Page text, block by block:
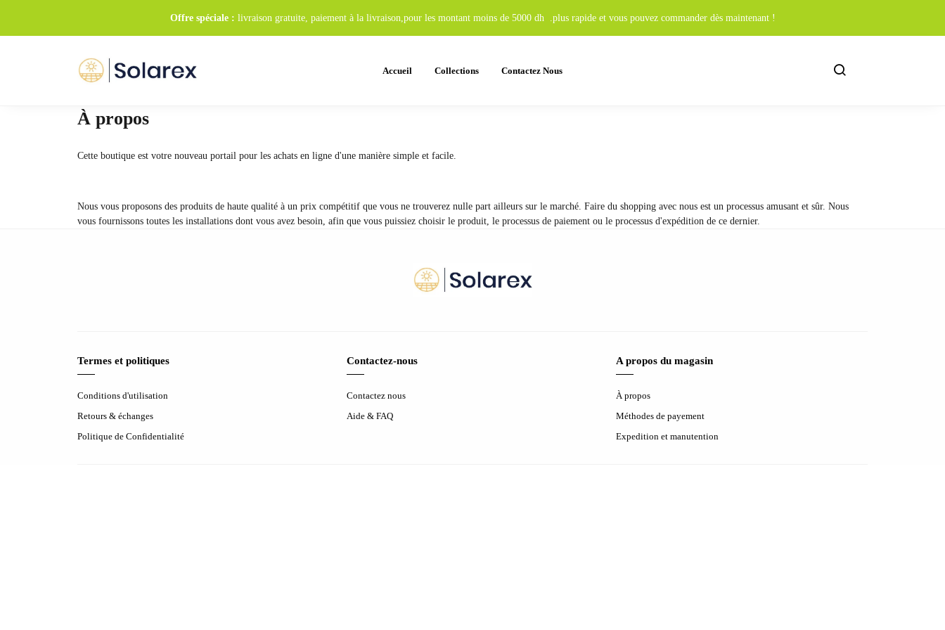
Offre spéciale : livraison gratuite, paiement à la livraison,pour les montant moins de 5000 dh .plus rapide et vous pouvez commander dès maintenant !
Accueil Collections Contactez Nous
À propos
Cette boutique est votre nouveau portail pour les achats en ligne d'une manière simple et facile.
Nous vous proposons des produits de haute qualité à un prix compétitif que vous ne trouverez nulle part ailleurs sur le marché. Faire du shopping avec nous est un processus amusant et sûr. Nous
vous fournissons toutes les installations dont vous avez besoin, afin que vous puissiez choisir le produit, le processus de paiement ou le processus d'expédition de ce dernier.
Termes et politiques
Conditions d'utilisation
Retours & échanges
Politique de Confidentialité
Contactez-nous
Contactez nous
Aide & FAQ
A propos du magasin
À propos
Méthodes de payement
Expedition et manutention